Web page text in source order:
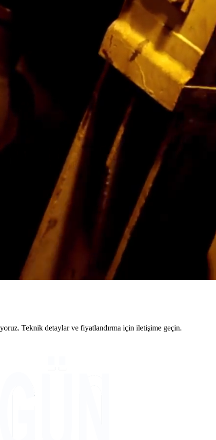
Teknik detaylar ve fiyatlandırma için iletişime geçin.